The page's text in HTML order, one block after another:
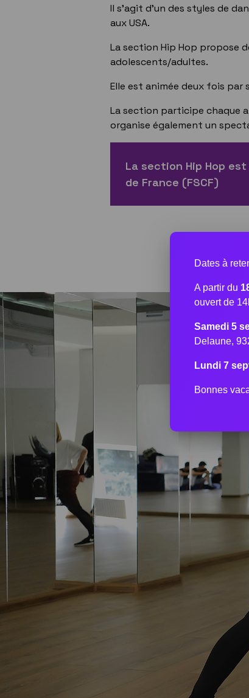
Il s’agit d'un des styles de
aux USA.
La section Hip Hop propose
adolescents/adultes.
Elle est animée deux fois par
La section participe chaque
organise également un
La section Hip Hop
de France (FSCF)
Dates à
A partir du
ouvert de
Samedi 5
Delaune,
Lundi 7
Bonnes